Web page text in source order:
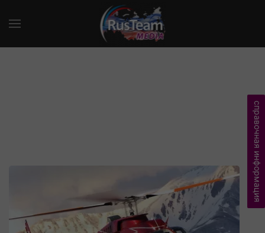
справочная информация